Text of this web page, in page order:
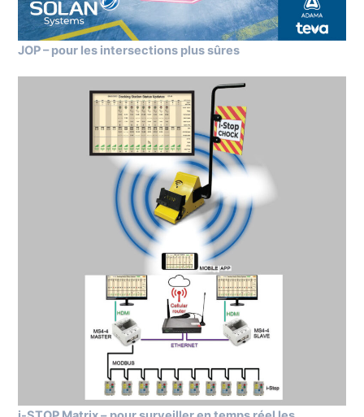
JOP – pour les intersections plus sûres